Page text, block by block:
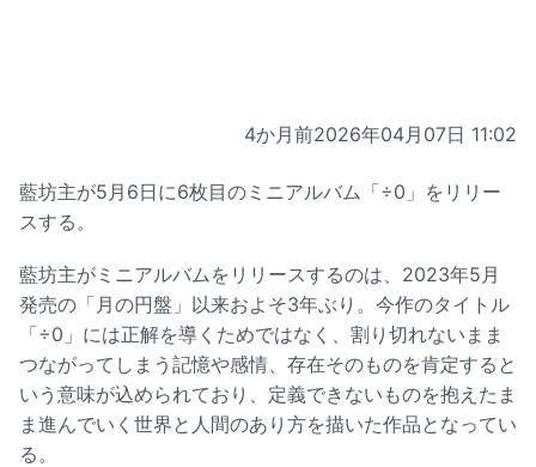
4か月前2026年04月07日 11:02
藍坊主が5月6日に6枚目のミニアルバム「÷0」をリリー
スする。
藍坊主がミニアルバムをリリースするのは、2023年5月
発売の「月の円盤」以来およそ3年ぶり。今作のタイトル
「÷0」には正解を導くためではなく、割り切れないまま
つながってしまう記憶や感情、存在そのものを肯定すると
いう意味が込められており、定義できないものを抱えたま
ま進んでいく世界と人間のあり方を描いた作品となってい
る。